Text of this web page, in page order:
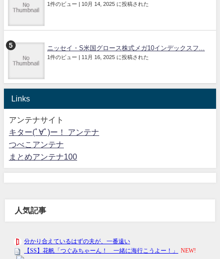
1件のビュー | 10月 14, 2025 に投稿された
ニッセイ・S米国グロース株式メガ10インデックスフ...
1件のビュー | 11月 16, 2025 に投稿された
Links
アンテナサイト
キター(ﾟ∀ﾟ)ー！ アンテナ
つべこアンテナ
まとめアンテナ100
人気記事